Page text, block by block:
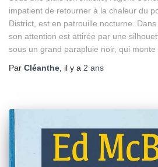
impatient de retourner à la chaleur du
District, est en patrouille nocturne.
son attention est attirée par une
sous un grand parapluie noir, qui monte
Par Cléanthe , il y a 2 ans